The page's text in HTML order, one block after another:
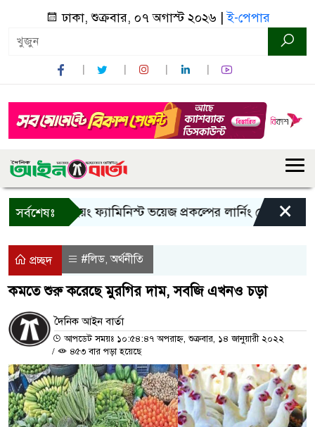
ঢাকা, শুক্রবার, ০৭ অগাস্ট ২০২৬ |ই-পেপার
সর্বশেষঃইয়ং ফ্যামিনিস্ট ভয়েজ প্রকল্পের লার্নিং শেয়ারিং ×
প্রচ্ছদ #লিড,অর্থনীতি
কমতে শুরু করেছে মুরগির দাম, সবজি এখনও চড়া
দৈনিক আইন বার্তা
আপডেট সময়ঃ ১০:৫৪:৪৭ অপরাহ্ন, শুক্রবার, ১৪ জানুয়ারী ২০২২
/
৪৫৩ বার পড়া হয়েছে